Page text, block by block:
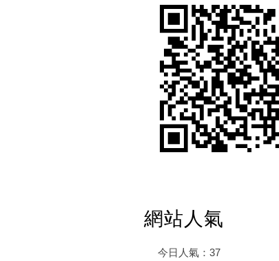
網站人氣
今日人氣： 37